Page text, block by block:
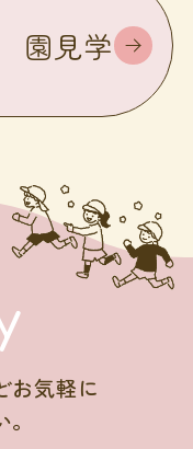
園見学
お気軽に